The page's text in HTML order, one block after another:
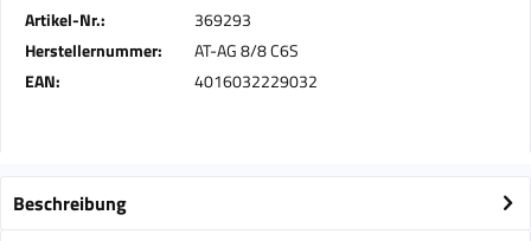
Artikel-Nr.:
369293
Herstellernummer:
AT-AG 8/8 C6S
EAN:
4016032229032
Beschreibung